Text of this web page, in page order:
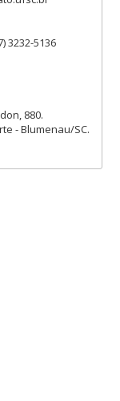
3232-5136
880.
- Blumenau/SC.